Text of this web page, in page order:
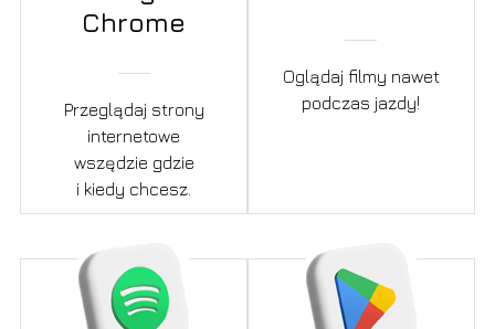
Chrome
Przeglądaj strony
internetowe
wszędzie gdzie
i kiedy chcesz.
Oglądaj filmy nawet
podczas jazdy!